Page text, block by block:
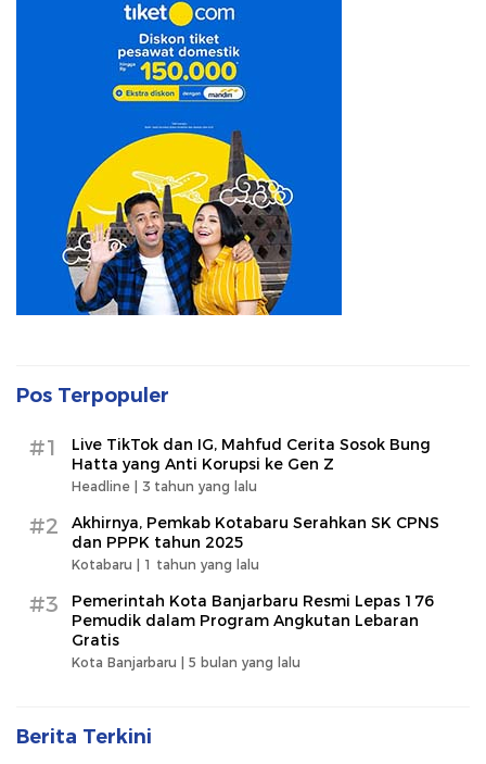
Pos Terpopuler
#1
Live TikTok dan IG, Mahfud Cerita Sosok Bung
Hatta yang Anti Korupsi ke Gen Z
Headline | 3 tahun yang lalu
#2
Akhirnya, Pemkab Kotabaru Serahkan SK CPNS
dan PPPK tahun 2025
Kotabaru | 1 tahun yang lalu
#3
Pemerintah Kota Banjarbaru Resmi Lepas 176
Pemudik dalam Program Angkutan Lebaran
Gratis
Kota Banjarbaru | 5 bulan yang lalu
Berita Terkini